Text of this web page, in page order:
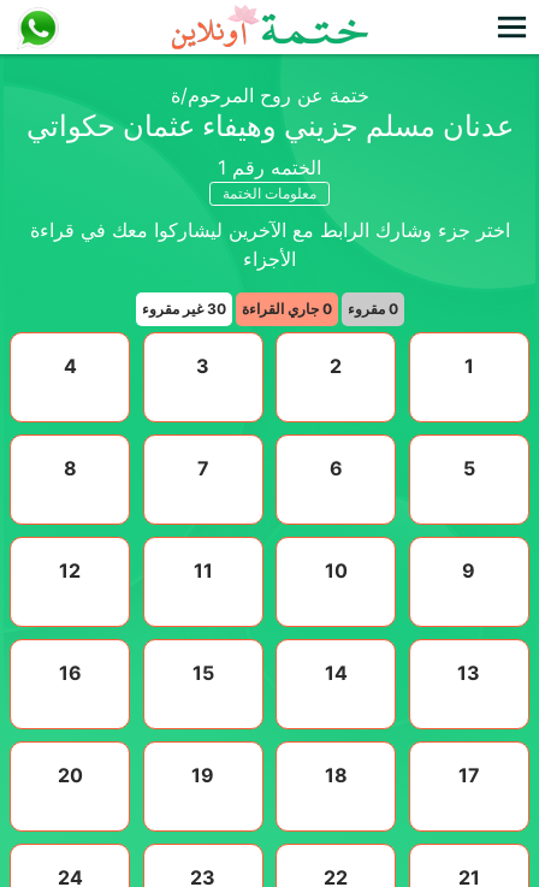
ختمة عن روح المرحوم/ة
عدنان مسلم جزيني وهيفاء عثمان حكواتي
الختمه رقم 1
معلومات الختمة
اختر جزء وشارك الرابط مع الآخرين ليشاركوا معك في قراءة
الأجزاء
0 مقروء 0 جاري القراءة 30غير مقروء
1
2
3
4
5
6
7
8
9
10
11
12
13
14
15
16
17
18
19
20
21
22
23
24